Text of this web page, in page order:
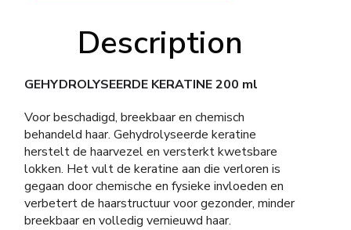
Description
GEHYDROLYSEERDE KERATINE 200 ml
Voor beschadigd, breekbaar en chemisch
behandeld haar. Gehydrolyseerde keratine
herstelt de haarvezel en versterkt kwetsbare
lokken. Het vult de keratine aan die verloren is
gegaan door chemische en fysieke invloeden en
verbetert de haarstructuur voor gezonder, minder
breekbaar en volledig vernieuwd haar.